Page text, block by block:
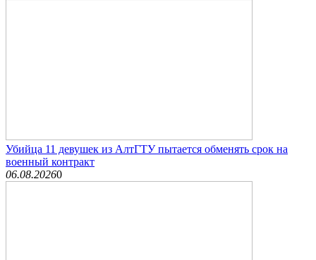
Убийца 11 девушек из АлтГТУ пытается обменять срок на
военный контракт
06.08.20260